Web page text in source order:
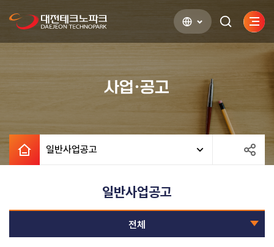
검색하기사이
열기
사업·공고
일반사업공고
일반사업공고
전체